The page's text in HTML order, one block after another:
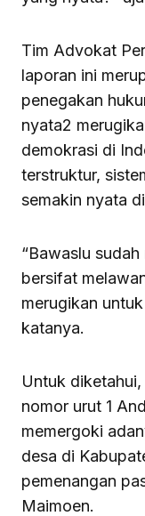
Tim Advokat
laporan ini
penegakan
nyata2
demokrasi di
terstruktur,
semakin nyata
“Bawaslu
bersifat
merugikan
katanya.
Untuk
nomor urut 1
memergoki
desa di
pemenangan
Maimoen.